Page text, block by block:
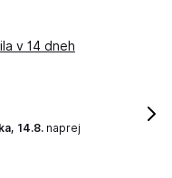
v 14 dneh
14.8. naprej